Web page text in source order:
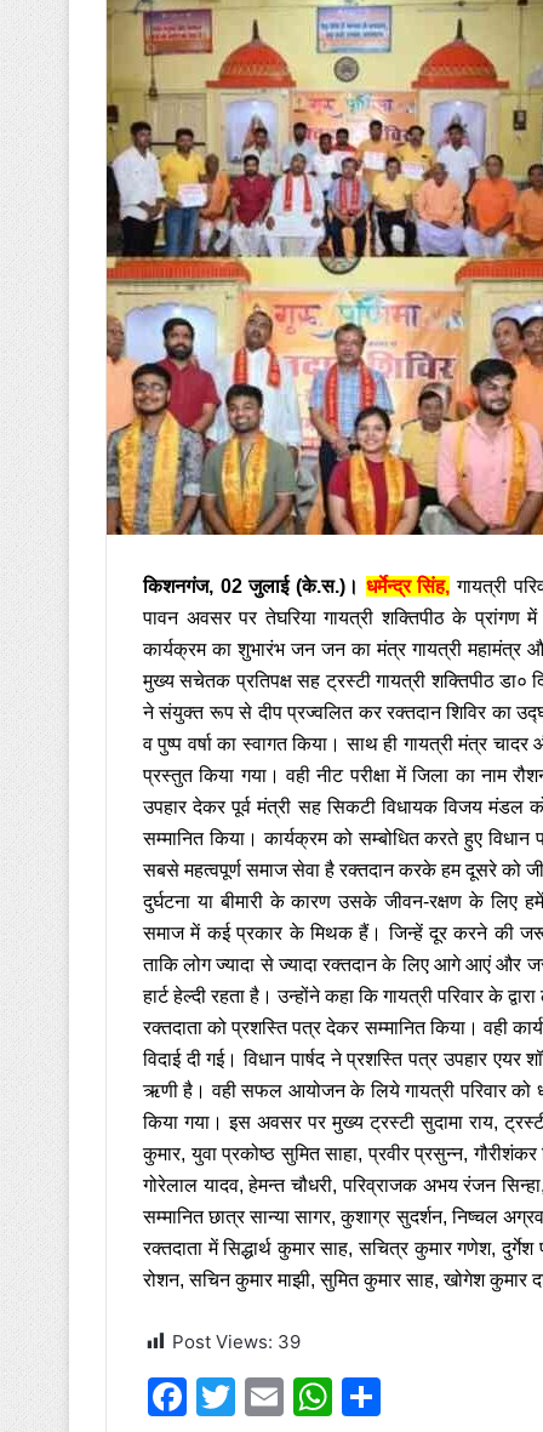
email
किशनगंज, 02 जुलाई (के.स.)। धर्मेन्द्र सिंह, गायत्री
पावन अवसर पर तेघरिया गायत्री शक्तिपीठ के प्रांगण
कार्यक्रम का शुभारंभ जन जन का मंत्र गायत्री महामंत्र
मुख्य सचेतक प्रतिपक्ष सह ट्रस्टी गायत्री शक्तिपीठ डा०
ने संयुक्त रूप से दीप प्रज्वलित कर रक्तदान शिविर का
व पुष्प वर्षा का स्वागत किया। साथ ही गायत्री मंत्र
प्रस्तुत किया गया। वही नीट परीक्षा में जिला का नाम
उपहार देकर पूर्व मंत्री सह सिकटी विधायक विजय मंडल को
सम्मानित किया। कार्यक्रम को सम्बोधित करते हुए विधान
सबसे महत्वपूर्ण समाज सेवा है रक्तदान करके हम दूसरे को
दुर्घटना या बीमारी के कारण उसके जीवन-रक्षण के लिए
समाज में कई प्रकार के मिथक हैं। जिन्हें दूर करने की
ताकि लोग ज्यादा से ज्यादा रक्तदान के लिए आगे आएं
हार्ट हेल्दी रहता है। उन्होंने कहा कि गायत्री परिवार के
रक्तदाता को प्रशस्ति पत्र देकर सम्मानित किया। वही
विदाई दी गई। विधान पार्षद ने प्रशस्ति पत्र उपहार
ऋणी है। वही सफल आयोजन के लिये गायत्री परिवार को
किया गया। इस अवसर पर मुख्य ट्रस्टी सुदामा राय,
कुमार, युवा प्रकोष्ठ सुमित साहा, प्रवीर प्रसुन्न,
गोरेलाल यादव, हेमन्त चौधरी, परिव्राजक अभय रंजन
सम्मानित छात्र सान्या सागर, कुशाग्र सुदर्शन, निष्चल
रक्तदाता मेंसिद्धार्थ कुमार साह, सचित्र कुमार गणेश,
रोशन, सचिन कुमार माझी, सुमित कुमार साह, खोगेश कुमार
Post Views: 39
F
T
E
W